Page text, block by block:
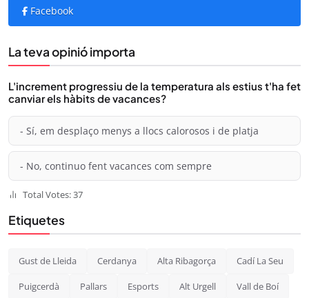
Facebook
La teva opinió importa
L'increment progressiu de la temperatura als estius t'ha fet
canviar els hàbits de vacances?
- Sí, em desplaço menys a llocs calorosos i de platja
- No, continuo fent vacances com sempre
Total Votes: 37
Etiquetes
Gust de Lleida Cerdanya Alta Ribagorça Cadí La Seu
Puigcerdà Pallars Esports Alt Urgell Vall de Boí